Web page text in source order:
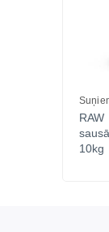
10kg